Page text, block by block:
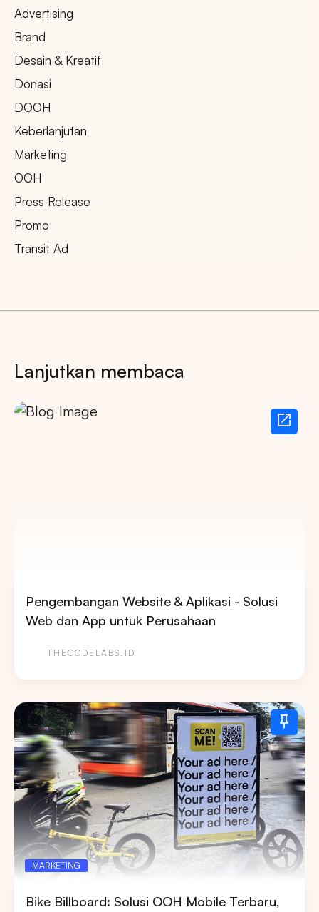
Advertising
Brand
Desain & Kreatif
Donasi
DOOH
Keberlanjutan
Marketing
OOH
Press Release
Promo
Transit Ad
Lanjutkan membaca
Pengembangan Website & Aplikasi - Solusi
Web dan App untuk Perusahaan
THECODELABS.ID
MARKETING
Bike Billboard: Solusi OOH Mobile Terbaru,